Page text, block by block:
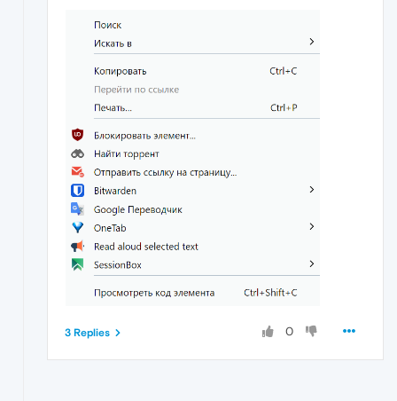
0
3 Replies